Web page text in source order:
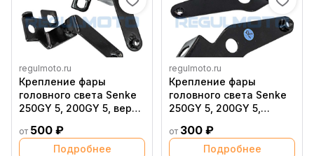
regulmoto.ru
Крепление фары
головного света Senke
250GY 5, 200GY 5, верх
поворотников
от 500 ₽
Подробнее
regulmoto.ru
Крепление фары
головного света Senke
250GY 5, 200GY 5,
от 300 ₽
Подробнее